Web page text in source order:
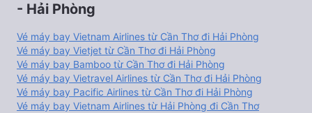
- Hải Phòng
Vé máy bay Vietnam Airlines từ Cần Thơ đi Hải Phòng
Vé máy bay Vietjet từ Cần Thơ đi Hải Phòng
Vé máy bay Bamboo từ Cần Thơ đi Hải Phòng
Vé máy bay Vietravel Airlines từ Cần Thơ đi Hải Phòng
Vé máy bay Pacific Airlines từ Cần Thơ đi Hải Phòng
Vé máy bay Vietnam Airlines từ Hải Phòng đi Cần Thơ